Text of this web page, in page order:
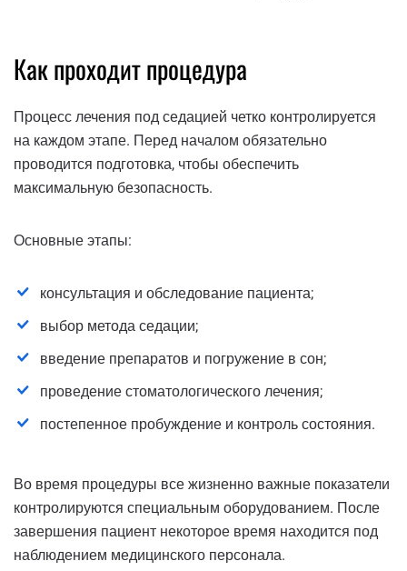
Как проходит процедура
Процесс лечения под седацией четко контролируется
на каждом этапе. Перед началом обязательно
проводится подготовка, чтобы обеспечить
максимальную безопасность.
Основные этапы:
консультация и обследование пациента;
выбор метода седации;
введение препаратов и погружение в сон;
проведение стоматологического лечения;
постепенное пробуждение и контроль состояния.
Во время процедуры все жизненно важные показатели
контролируются специальным оборудованием. После
завершения пациент некоторое время находится под
наблюдением медицинского персонала.